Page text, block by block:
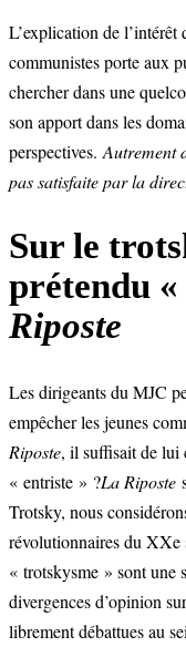
L’explication de l’intérêt
communistes porte aux
chercher dans une
son apport dans les
perspectives. Autrement
pas satisfaite par la
Sur le
prétendu
Riposte
Les dirigeants du MJC
empêcher les jeunes
Riposte, il suffisait de lui
« entriste » ?La Riposte
Trotsky, nous
révolutionnaires du XXe
« trotskysme » sont une
divergences d’opinion
librement débattues au